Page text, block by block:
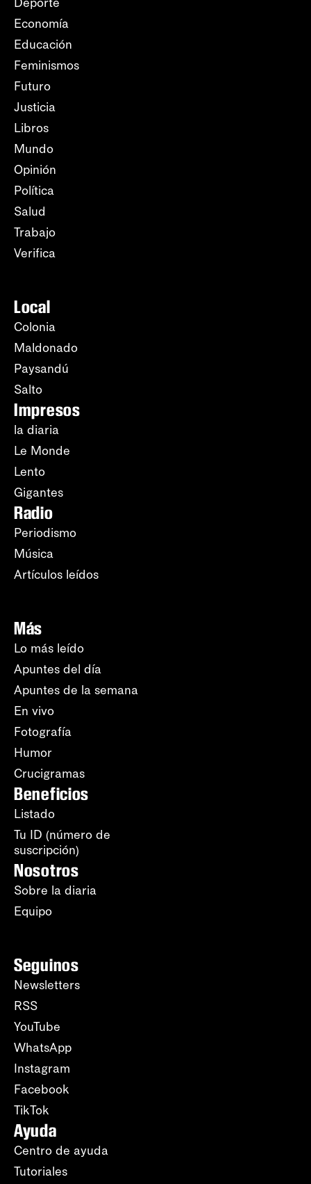
Economía
Educación
Feminismos
Futuro
Justicia
Libros
Mundo
Opinión
Política
Salud
Trabajo
Verifica
Local
Colonia
Maldonado
Paysandú
Salto
Impresos
la diaria
Le Monde
Lento
Gigantes
Radio
Periodismo
Música
Artículos leídos
Más
Lo más leído
Apuntes del día
Apuntes de la semana
En vivo
Fotografía
Humor
Crucigramas
Beneficios
Listado
Tu ID (número de
suscripción)
Nosotros
Sobre la diaria
Equipo
Seguinos
Newsletters
RSS
YouTube
WhatsApp
Instagram
Facebook
TikTok
Ayuda
Centro de ayuda
Tutoriales